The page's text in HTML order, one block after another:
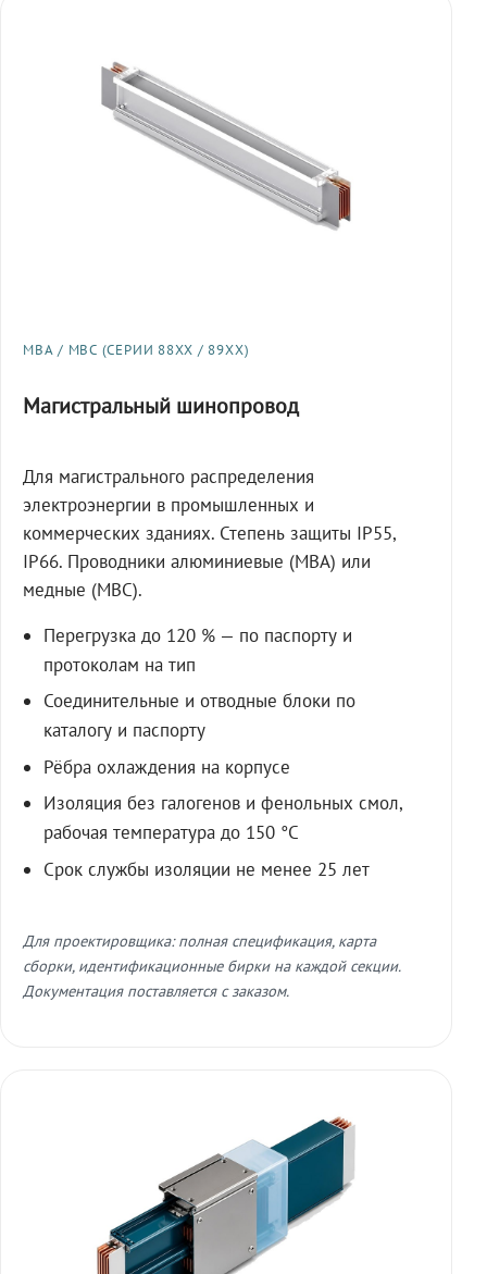
МВА / МВС (СЕРИИ 88XX / 89XX)
Магистральный шинопровод
Для магистрального распределения
электроэнергии в промышленных и
коммерческих зданиях. Степень защиты IP55,
IP66. Проводники алюминиевые (МВА) или
медные (МВС).
Перегрузка до 120 % — по паспорту и
протоколам на тип
Соединительные и отводные блоки по
каталогу и паспорту
Рёбра охлаждения на корпусе
Изоляция без галогенов и фенольных смол,
рабочая температура до 150 °C
Срок службы изоляции не менее 25 лет
Для проектировщика: полная спецификация, карта
сборки, идентификационные бирки на каждой секции.
Документация поставляется с заказом.